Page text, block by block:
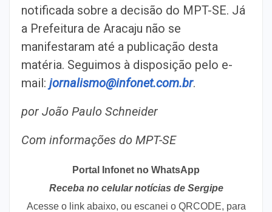
notificada sobre a decisão do MPT-SE. Já
a Prefeitura de Aracaju não se
manifestaram até a publicação desta
matéria. Seguimos à disposição pelo e-
mail: jornalismo@infonet.com.br.
por João Paulo Schneider
Com informações do MPT-SE
Portal Infonet no WhatsApp
Receba no celular notícias de Sergipe
Acesse o link abaixo, ou escanei o QRCODE, para